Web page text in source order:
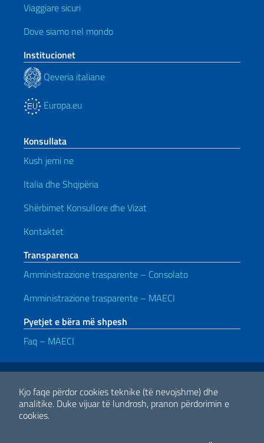
Kjo faqe përdor cookies teknike (të nevojshme) dhe
analitike. Duke vijuar të lundrosh, pranon përdorimin e
cookies.
Viaggiare sicuri
Dove siamo nel mondo
Institucionet
Qeveria italiane
Europa.eu
Konsullata
Kush jemi ne
Italia dhe Shqipëria
Shërbimet Konsullore dhe Vizat
Kontaktet
Transparenca
Amministrazione trasparente – Consolato
Amministrazione trasparente – MAECI
Pyetjet e bëra më shpesh
Faq – MAECI
Lidhje të dobishme